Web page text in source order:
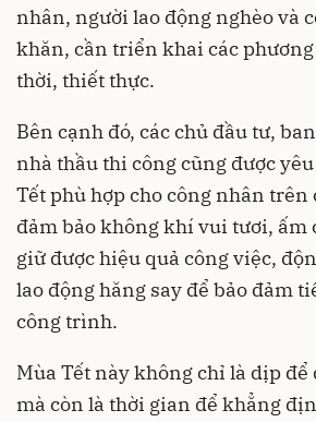
nhân, người lao động nghèo và
khăn, cần triển khai các
thời, thiết thực.
Bên cạnh đó, các chủ đầu tư,
nhà thầu thi công cũng được
Tết phù hợp cho công nhân trên
đảm bảo không khí vui tươi, ấm
giữ được hiệu quả công việc,
lao động hăng say để bảo đảm
công trình.
Mùa Tết này không chỉ là dịp
mà còn là thời gian để khẳng